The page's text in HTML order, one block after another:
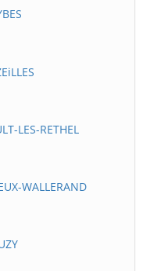
LES-RETHEL
WALLERAND